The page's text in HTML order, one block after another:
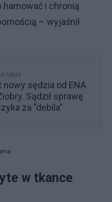
i chronią
– wyjaśnił
także
nowy sędzia od ENA
Sądził sprawę
za "debila"
w tkance